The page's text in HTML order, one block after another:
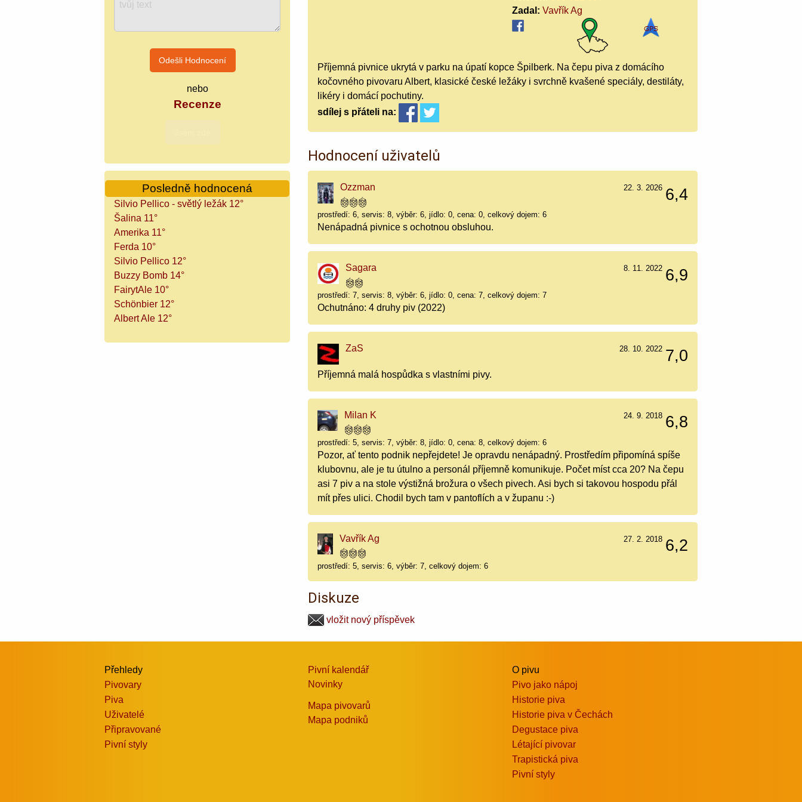
nebo
Recenze
Posledně hodnocená
Silvio Pellico - světlý ležák 12°
Šalina 11°
Amerika 11°
Ferda 10°
Silvio Pellico 12°
Buzzy Bomb 14°
FairytAle 10°
Schönbier 12°
Albert Ale 12°
Zadal: Vavřík Ag
Příjemná pivnice ukrytá v parku na úpatí kopce Špilberk. Na čepu piva z domácího
kočovného pivovaru Albert, klasické české ležáky i svrchně kvašené speciály, destiláty,
likéry i domácí pochutiny.
sdílej s přáteli na:
Hodnocení uživatelů
Ozzman 6,4
22. 3. 2026
prostředí: 6, servis: 8, výběr: 6, jídlo: 0, cena: 0, celkový dojem: 6
Nenápadná pivnice s ochotnou obsluhou.
Sagara 6,9
8. 11. 2022
prostředí: 7, servis: 8, výběr: 6, jídlo: 0, cena: 7, celkový dojem: 7
Ochutnáno: 4 druhy piv (2022)
ZaS 7,0
28. 10. 2022
Příjemná malá hospůdka s vlastními pivy.
Milan K 6,8
24. 9. 2018
prostředí: 5, servis: 7, výběr: 8, jídlo: 0, cena: 8, celkový dojem: 6
Pozor, ať tento podnik nepřejdete! Je opravdu nenápadný. Prostředím připomíná spíše
klubovnu, ale je tu útulno a personál příjemně komunikuje. Počet míst cca 20? Na čepu
asi 7 piv a na stole výstižná brožura o všech pivech. Asi bych si takovou hospodu přál
mít přes ulici. Chodil bych tam v pantoflích a v županu :-)
Vavřík Ag 6,2
27. 2. 2018
prostředí: 5, servis: 6, výběr: 7, celkový dojem: 6
Diskuze
vložit nový příspěvek
Přehledy
Pivovary
Piva
Uživatelé
Připravované
Pivní styly
Pivní kalendář
Novinky
Mapa pivovarů
Mapa podniků
O pivu
Pivo jako nápoj
Historie piva
Historie piva v Čechách
Degustace piva
Létající pivovar
Trapistická piva
Pivní styly